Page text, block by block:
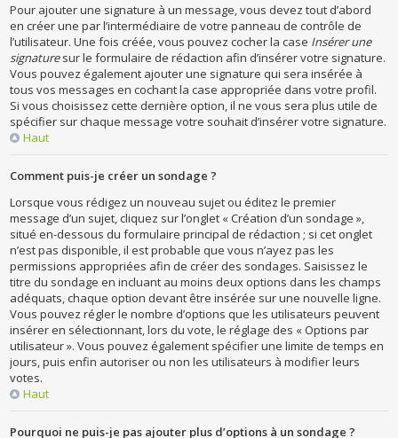
Pour ajouter une signature à un message, vous devez tout d’abord
en créer une par l’intermédiaire de votre panneau de contrôle de
l’utilisateur. Une fois créée, vous pouvez cocher la case Insérer une
signaturesur le formulaire de rédaction afin d’insérer votre signature.
Vous pouvez également ajouter une signature qui sera insérée à
tous vos messages en cochant la case appropriée dans votre profil.
Si vous choisissez cette dernière option, il ne vous sera plus utile de
spécifier sur chaque message votre souhait d’insérer votre signature.
Haut
Comment puis-je créer un sondage ?
Lorsque vous rédigez un nouveau sujet ou éditez le premier
message d’un sujet, cliquez sur l’onglet « Création d’un sondage »,
situé en-dessous du formulaire principal de rédaction ; si cet onglet
n’est pas disponible, il est probable que vous n’ayez pas les
permissions appropriées afin de créer des sondages. Saisissez le
titre du sondage en incluant au moins deux options dans les champs
adéquats, chaque option devant être insérée sur une nouvelle ligne.
Vous pouvez régler le nombre d’options que les utilisateurs peuvent
insérer en sélectionnant, lors du vote, le réglage des « Options par
utilisateur ». Vous pouvez également spécifier une limite de temps en
jours, puis enfin autoriser ou non les utilisateurs à modifier leurs
votes.
Haut
Pourquoi ne puis-je pas ajouter plus d’options à un sondage ?